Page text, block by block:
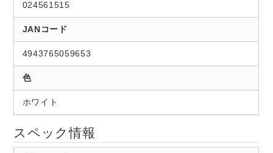
024561515
JANコード
4943765059653
色
ホワイト
スペック情報